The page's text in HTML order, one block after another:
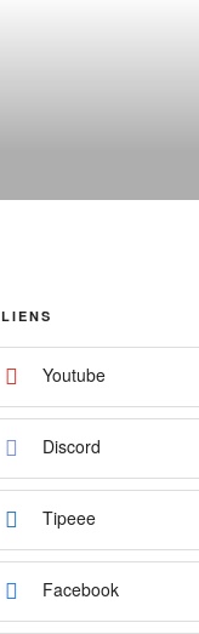
LIENS
Youtube
Discord
Tipeee
Facebook